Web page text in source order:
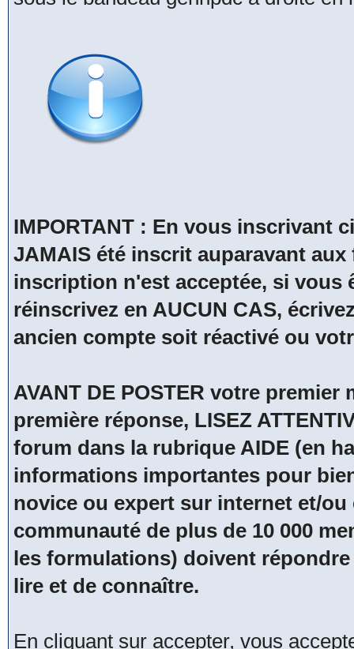
IMPORTANT : En vous inscrivant
JAMAIS été inscrit auparavant
inscription n'est acceptée, si vous
réinscrivez en AUCUN CAS,
ancien compte soit réactivé ou
AVANT DE POSTER votre
première réponse, LISEZ
forum dans la rubrique AIDE (en
informations importantes pour
novice ou expert sur internet et/
communauté de plus de 10 000
les formulations) doivent
lire et de connaître.
En cliquant sur accepter, vous